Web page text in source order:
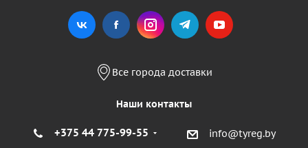
Все города доставки
Наши контакты
+375 44 775-99-55 info@tyreg.by